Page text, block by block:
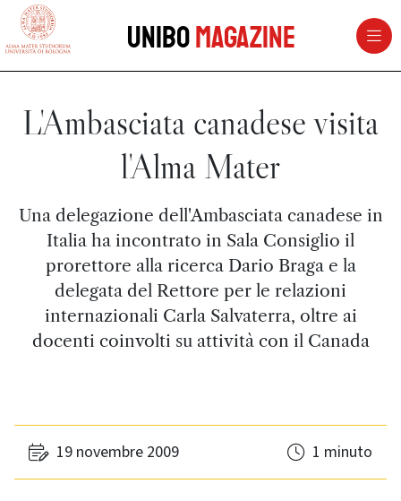
vai al contenuto della pagina
UniboMagazine
L'Ambasciata canadese visita
l'Alma Mater
Una delegazione dell'Ambasciata canadese in
Italia ha incontrato in Sala Consiglio il
prorettore alla ricerca Dario Braga e la
delegata del Rettore per le relazioni
internazionali Carla Salvaterra, oltre ai
docenti coinvolti su attività con il Canada
19 novembre 2009 1 minuto